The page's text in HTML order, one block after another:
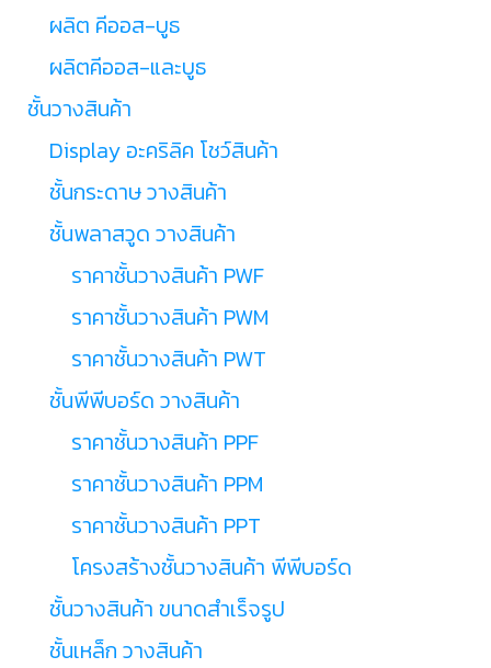
ผลิต คีออส-บูธ
ผลิตคีออส-และบูธ
ชั้นวางสินค้า
Display อะคริลิค โชว์สินค้า
ชั้นกระดาษ วางสินค้า
ชั้นพลาสวูด วางสินค้า
ราคาชั้นวางสินค้า PWF
ราคาชั้นวางสินค้า PWM
ราคาชั้นวางสินค้า PWT
ชั้นพีพีบอร์ด วางสินค้า
ราคาชั้นวางสินค้า PPF
ราคาชั้นวางสินค้า PPM
ราคาชั้นวางสินค้า PPT
โครงสร้างชั้นวางสินค้า พีพีบอร์ด
ชั้นวางสินค้า ขนาดสำเร็จรูป
ชั้นเหล็ก วางสินค้า